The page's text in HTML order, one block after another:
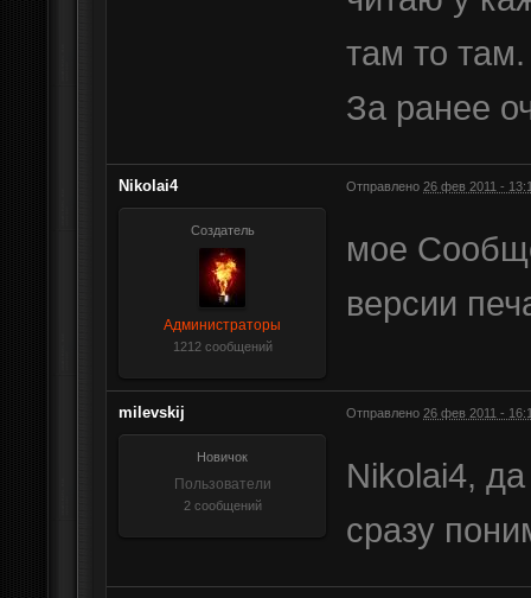
там то там.
За ранее
Nikolai4 Отправлено 26 фев 2011 -
Создатель
Администраторы
1212 сообщений
мое
версии
milevskij Отправлено 26 фев 2011 -
Новичок
Пользователи
2 сообщений
Nikolai4,
сразу